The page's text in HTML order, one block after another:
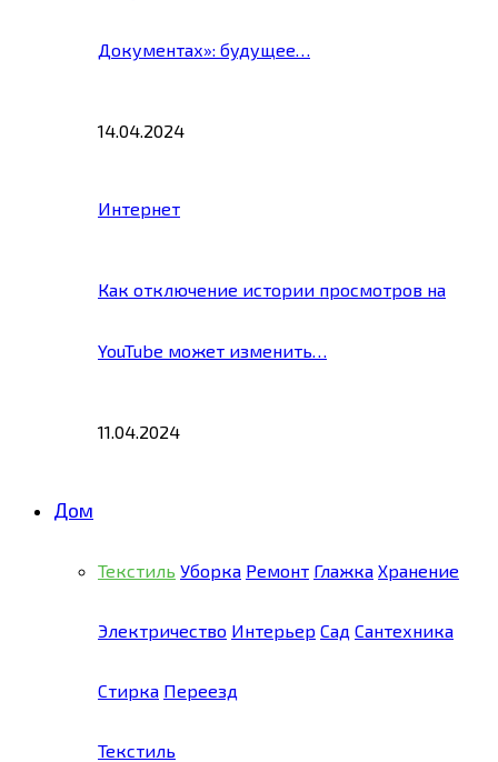
Документах»: будущее…
14.04.2024
Интернет
Как отключение истории просмотров на
YouTube может изменить…
11.04.2024
Дом
Текстиль Уборка Ремонт Глажка Хранение
Электричество Интерьер Сад Сантехника
Стирка Переезд
Текстиль